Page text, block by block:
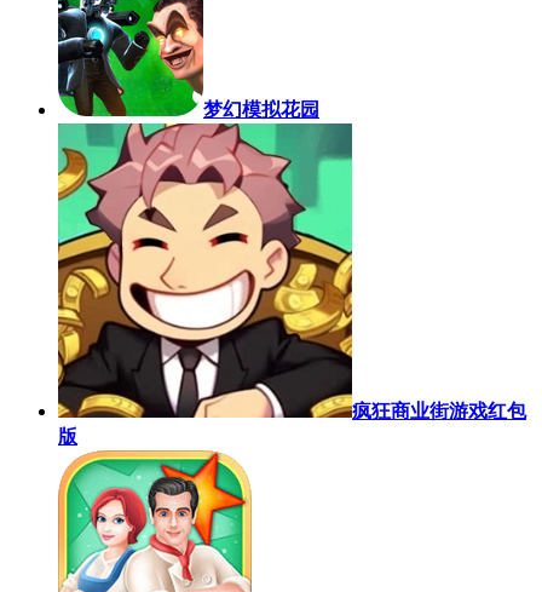
梦幻模拟花园
疯狂商业街游戏红包
版